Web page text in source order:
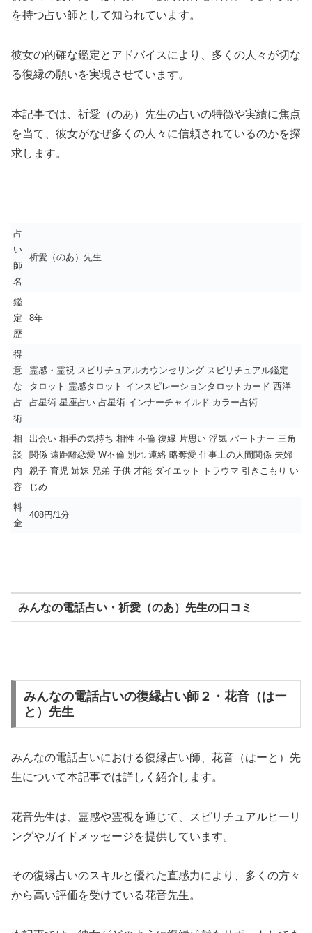
を持つ占い師として知られています。
彼女の的確な鑑定とアドバイスにより、多くの人々が切な
る復縁の願いを実現させています。
本記事では、祈愛（のあ）先生の占いの特徴や実績に焦点
を当て、彼女がなぜ多くの人々に信頼されているのかを探
求します。
占
い
師
名
祈愛（のあ）先生
鑑
定
歴
8年
得
意
な
占
術
霊感・霊視 スピリチュアルカウンセリング スピリチュアル鑑定
タロット 霊感タロット インスピレーションタロットカード 西洋
占星術 星座占い 占星術 インナーチャイルド カラー占術
相
談
内
容
出会い 相手の気持ち 相性 不倫 復縁 片思い 浮気 パートナー 三角
関係 遠距離恋愛 W不倫 別れ 連絡 略奪愛 仕事上の人間関係 夫婦
親子 育児 姉妹 兄弟 子供 才能 ダイエット トラウマ 引きこもり い
じめ
料
金
408円/1分
みんなの電話占い・祈愛（のあ）先生の口コミ
みんなの電話占いの復縁占い師２・花音（はー
と）先生
みんなの電話占いにおける復縁占い師、花音（はーと）先
生について本記事では詳しく紹介します。
花音先生は、霊感や霊視を通じて、スピリチュアルヒーリ
ングやガイドメッセージを提供しています。
その復縁占いのスキルと優れた直感力により、多くの方々
から高い評価を受けている花音先生。